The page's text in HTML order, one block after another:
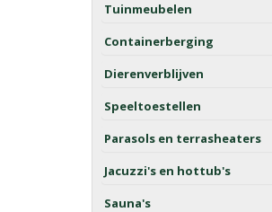
Tuinmeubelen
Containerberging
Dierenverblijven
Speeltoestellen
Parasols en terrasheaters
Jacuzzi's en hottub's
Sauna's